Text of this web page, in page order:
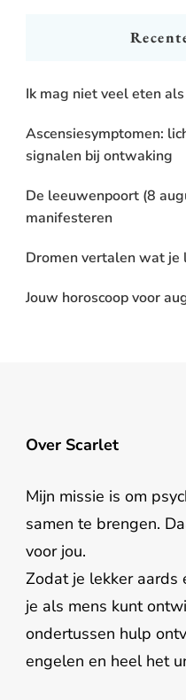
Ik mag niet veel eten
Ascensiesymptomen:
signalen bij ontwaking
De leeuwenpoort (8
manifesteren
Dromen vertalen wat je
Jouw horoscoop voor
Over Scarlet
Mijn missie is om
samen te brengen.
voor jou.
Zodat je lekker aards
je als mens kunt
ondertussen hulp
engelen en heel het